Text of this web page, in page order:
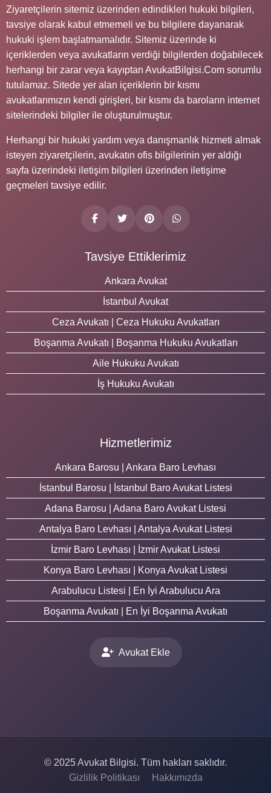
Ziyaretçilerin sitemiz üzerinden edindikleri hukuki bilgileri,
tavsiye olarak kabul etmemeli ve bu bilgilere dayanarak
hukuki işlem başlatmamalıdır. Sitemiz üzerinde ki
içeriklerden veya avukatların verdiği bilgilerden doğabilecek
herhangi bir zarar veya kayıptan AvukatBilgisi.Com sorumlu
tutulamaz. Sitede yer alan içeriklerin bir kısmı
avukatlarımızın kendi girişleri, bir kısmı da baroların internet
sitelerindeki bilgiler ile oluşturulmuştur.
Herhangi bir hukuki yardım veya danışmanlık hizmeti almak
isteyen ziyaretçilerin, avukatın ofis bilgilerinin yer aldığı
sayfa üzerindeki iletişim bilgileri üzerinden iletişime
geçmeleri tavsiye edilir.
Tavsiye Ettiklerimiz
Ankara Avukat
İstanbul Avukat
Ceza Avukatı | Ceza Hukuku Avukatları
Boşanma Avukatı | Boşanma Hukuku Avukatları
Aile Hukuku Avukatı
İş Hukuku Avukatı
Hizmetlerimiz
Ankara Barosu | Ankara Baro Levhası
İstanbul Barosu | İstanbul Baro Avukat Listesi
Adana Barosu | Adana Baro Avukat Listesi
Antalya Baro Levhası | Antalya Avukat Listesi
İzmir Baro Levhası | İzmir Avukat Listesi
Konya Baro Levhası | Konya Avukat Listesi
Arabulucu Listesi | En İyi Arabulucu Ara
Boşanma Avukatı | En İyi Boşanma Avukatı
Avukat Ekle
© 2025 Avukat Bilgisi. Tüm hakları saklıdır.
Gizlilik Politikası
Hakkımızda